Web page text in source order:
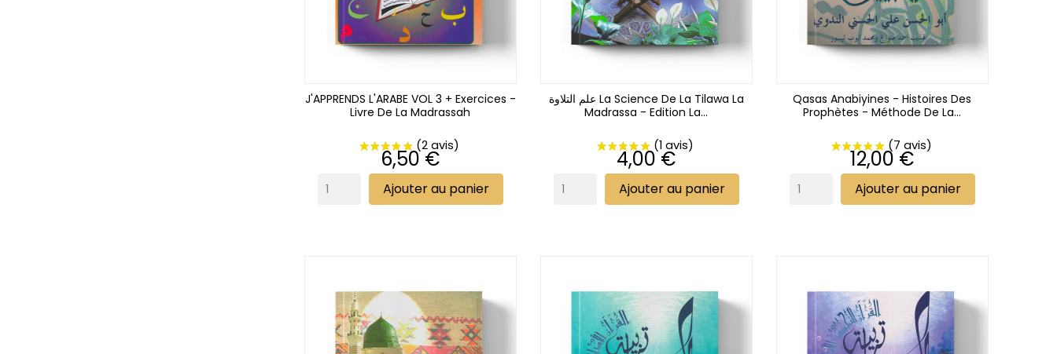
J'APPRENDS L'ARABE VOL 3 + Exercices -
Livre De La Madrassah
Prix
6,50 €
Ajouter au panier
علم التلاوة La Science De La Tilawa La
Madrassa - Edition La...
Prix
4,00 €
Ajouter au panier
Qasas Anabiyines - Histoires Des
Prophètes - Méthode De La...
Prix
12,00 €
Ajouter au panier